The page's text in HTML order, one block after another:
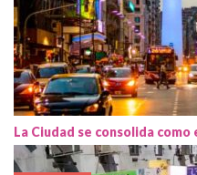
La Ciudad se consolida